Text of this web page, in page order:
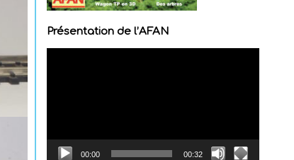
Présentation de l’AFAN
00:00 00:32